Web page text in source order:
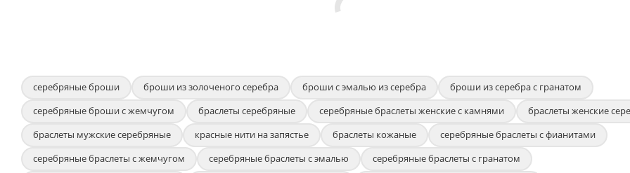
серебряные броши броши из золоченого серебра броши с эмалью из серебра
броши из серебра с гранатом
серебряные броши с жемчугом
браслеты серебряные серебряные браслеты женские с камнями
браслеты женские
браслеты мужские серебряные
красные нити на запястье браслеты кожаные
серебряные браслеты с фианитами
серебряные браслеты с жемчугом
серебряные браслеты с эмалью
серебряные браслеты с гранатом